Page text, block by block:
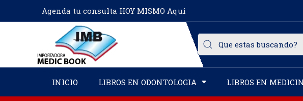
Agenda tu consulta HOY MISMO Aqui
INICIO LIBROS EN ODONTOLOGIA LIBROS EN